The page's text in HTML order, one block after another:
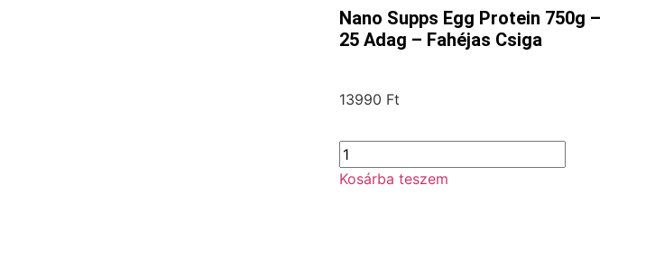
Nano Supps Egg Protein 750g –
25 Adag – Fahéjas Csiga
13990 Ft
Kosárba teszem